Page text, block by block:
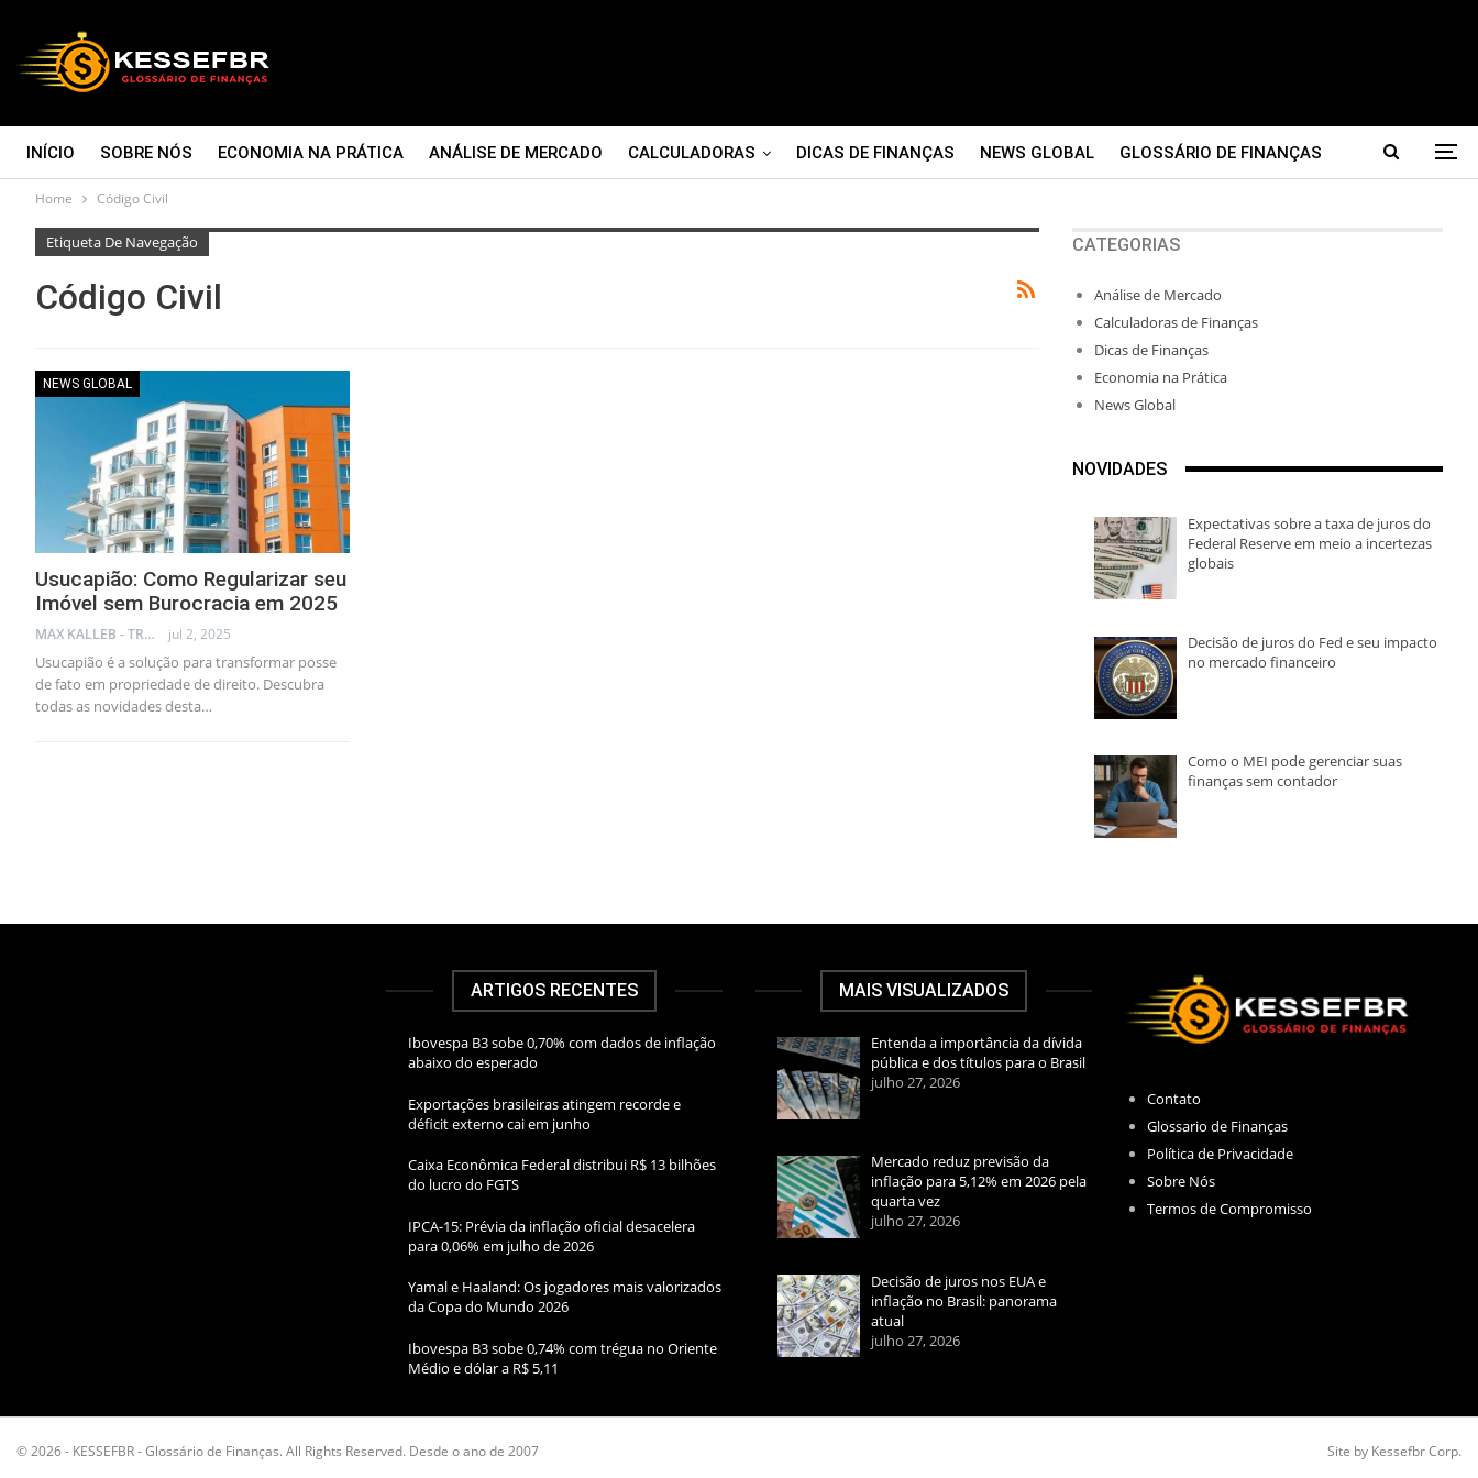
INÍCIO SOBRE NÓS ECONOMIA NA PRÁTICA ANÁLISE DE MERCADO CALCULADORAS DICAS DE FINANÇAS NEWS GLOBAL GLOSSÁRIO DE FINANÇAS
CONTATO
Home Código Civil
Etiqueta De Navegação
Código Civil
NEWS GLOBAL
Usucapião: Como Regularizar seu
Imóvel sem Burocracia em 2025
MAX KALLEB - TRADER jul 2, 2025
Usucapião é a solução para transformar posse
de fato em propriedade de direito. Descubra
todas as novidades desta…
CATEGORIAS
Análise de Mercado
Calculadoras de Finanças
Dicas de Finanças
Economia na Prática
News Global
NOVIDADES
Expectativas sobre a taxa de juros do
Federal Reserve em meio a incertezas
globais
Decisão de juros do Fed e seu impacto
no mercado financeiro
Como o MEI pode gerenciar suas
finanças sem contador
ARTIGOS RECENTES
Ibovespa B3 sobe 0,70% com dados de inflação
abaixo do esperado
Exportações brasileiras atingem recorde e
déficit externo cai em junho
Caixa Econômica Federal distribui R$ 13 bilhões
do lucro do FGTS
IPCA-15: Prévia da inflação oficial desacelera
para 0,06% em julho de 2026
Yamal e Haaland: Os jogadores mais valorizados
da Copa do Mundo 2026
Ibovespa B3 sobe 0,74% com trégua no Oriente
Médio e dólar a R$ 5,11
MAIS VISUALIZADOS
Entenda a importância da dívida
pública e dos títulos para o Brasil
julho 27, 2026
Mercado reduz previsão da
inflação para 5,12% em 2026 pela
quarta vez
julho 27, 2026
Decisão de juros nos EUA e
inflação no Brasil: panorama
atual
julho 27, 2026
Contato
Glossario de Finanças
Política de Privacidade
Sobre Nós
Termos de Compromisso
© 2026 - KESSEFBR - Glossário de Finanças. All Rights Reserved. Desde o ano de 2007 Site by Kessefbr Corp.